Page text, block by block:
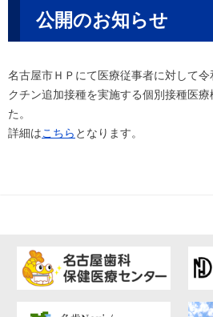
公開のお知らせ
名古屋市ＨＰにて医療従事者に対して
クチン追加接種を実施する個別接種医
た。
詳細はこちら となります。